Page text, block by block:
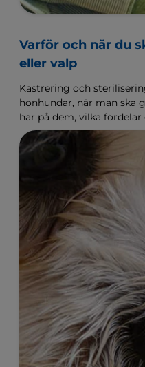
Varför och när du
eller valp
Kastrering och
honhundar, när man ska
har på dem, vilka
beteende och vilka